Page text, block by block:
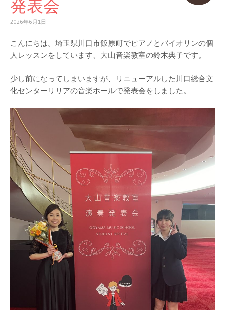
発表会
2026年6月1日
こんにちは。埼玉県川口市飯原町でピアノとバイオリンの個
人レッスンをしています、大山音楽教室の鈴木典子です。
少し前になってしまいますが、リニューアルした川口総合文
化センターリリアの音楽ホールで発表会をしました。